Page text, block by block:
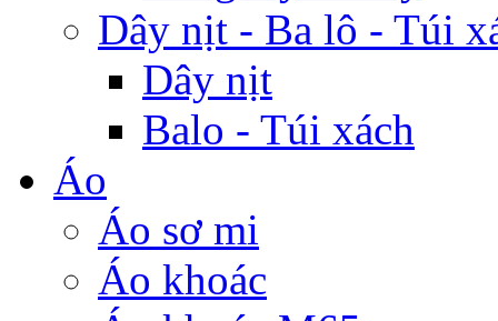
Dây nịt - Ba lô - Túi
Dây nịt
Balo - Túi xách
Áo
Áo sơ mi
Áo khoác